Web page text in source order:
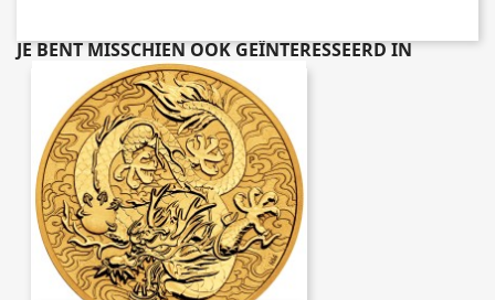
JE BENT MISSCHIEN OOK GEÏNTERESSEERD IN